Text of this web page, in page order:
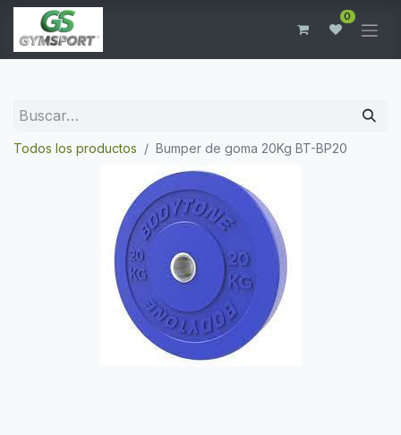
0
Todos los productos Bumper de goma 20Kg BT-BP20